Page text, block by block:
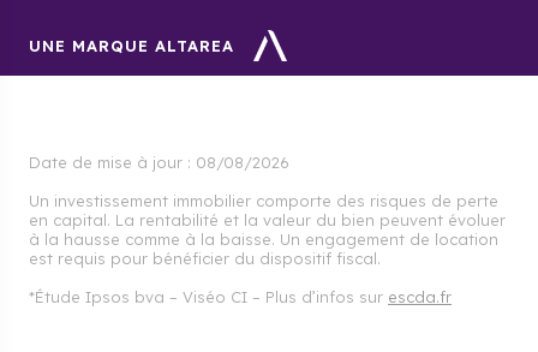
UNE MARQUE ALTAREA
Date de mise à jour : 08/08/2026
Un investissement immobilier comporte des risques de perte
en capital. La rentabilité et la valeur du bien peuvent évoluer
à la hausse comme à la baisse. Un engagement de location
est requis pour bénéficier du dispositif fiscal.
*Étude Ipsos bva – Viséo CI – Plus d’infos sur escda.fr